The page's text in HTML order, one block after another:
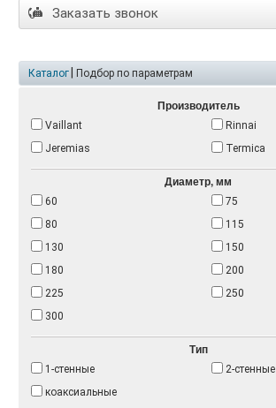
Заказать звонок
Каталог Подбор по параметрам
Производитель
Vaillant
Rinnai
Jeremias
Termica
Диаметр, мм
60
75
80
115
130
150
180
200
225
250
300
Тип
1-стенные
2-стенные
коаксиальные